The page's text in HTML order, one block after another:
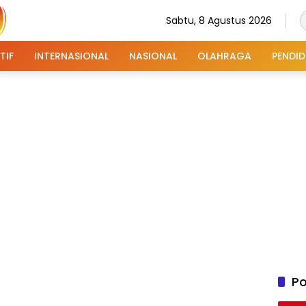
Sabtu, 8 Agustus 2026
INTERNASIONAL NASIONAL OLAHRAGA